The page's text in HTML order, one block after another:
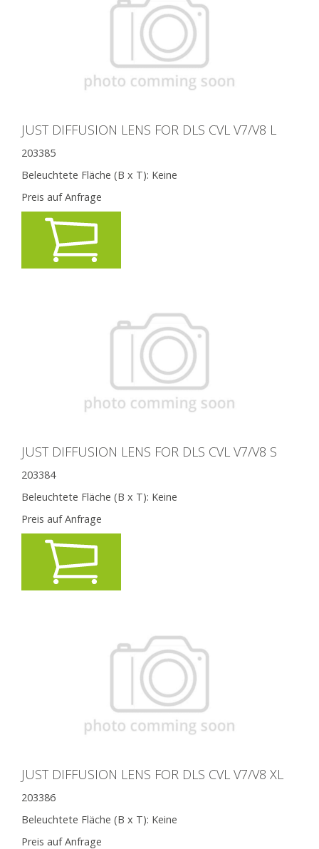
JUST DIFFUSION LENS FOR DLS CVL V7/V8 L
203385
Beleuchtete Fläche (B x T): Keine
Preis auf Anfrage
JUST DIFFUSION LENS FOR DLS CVL V7/V8 S
203384
Beleuchtete Fläche (B x T): Keine
Preis auf Anfrage
JUST DIFFUSION LENS FOR DLS CVL V7/V8 XL
203386
Beleuchtete Fläche (B x T): Keine
Preis auf Anfrage